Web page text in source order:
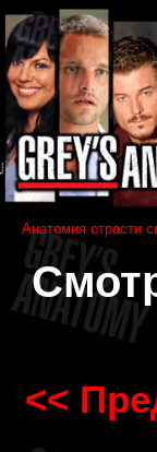
Анатомия страсти
<<